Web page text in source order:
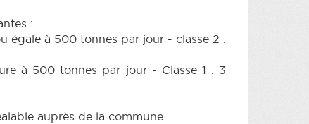
:
égale à 500 tonnes par jour - classe 2 :
à 500 tonnes par jour - Classe 1 : 3
auprès de la commune.